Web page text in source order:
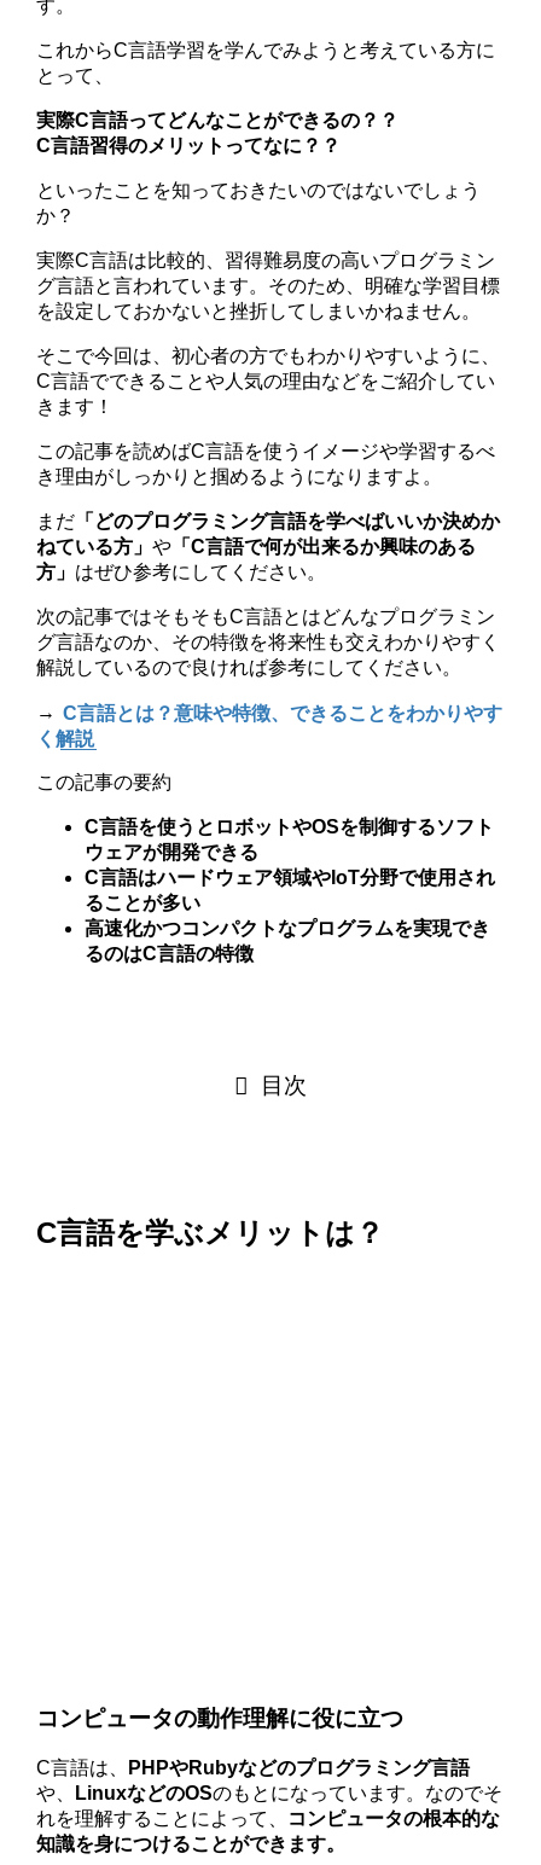
す。
これからC言語学習を学んでみようと考えている方に
とって、
実際C言語ってどんなことができるの？？
C言語習得のメリットってなに？？
といったことを知っておきたいのではないでしょう
か？
実際C言語は比較的、習得難易度の高いプログラミン
グ言語と言われています。そのため、明確な学習目標
を設定しておかないと挫折してしまいかねません。
そこで今回は、初心者の方でもわかりやすいように、
C言語でできることや人気の理由などをご紹介してい
きます！
この記事を読めばC言語を使うイメージや学習するべ
き理由がしっかりと掴めるようになりますよ。
まだ 「どのプログラミング言語を学べばいいか決めか
ねている方」や 「C言語で何が出来るか興味のある
方」 はぜひ参考にしてください。
次の記事ではそもそもC言語とはどんなプログラミン
グ言語なのか、その特徴を将来性も交えわかりやすく
解説しているので良ければ参考にしてください。
→ C言語とは？意味や特徴、できることをわかりやす
く解説
この記事の要約
C言語を使うとロボットやOSを制御するソフト
ウェアが開発できる
C言語はハードウェア領域やIoT分野で使用され
ることが多い
高速化かつコンパクトなプログラムを実現でき
るのはC言語の特徴
目次
C言語を学ぶメリットは？
コンピュータの動作理解に役に立つ
C言語は、
PHPやRubyなどのプログラミング言語
や、
LinuxなどのOSのもとになっています。なのでそ
れを理解することによって、 コンピュータの根本的な
知識を身につけることができます。